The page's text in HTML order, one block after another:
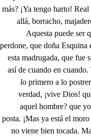
más? ¡Ya tengo harto!
allá, borracho,
Aquesta puede ser
perdone, que doña Esquina
esta madrugada, que fue
así de cuando en
lo primero a lo
verdad, ¡vive Dios!
aquel hombre? que
posta. ¡Mas ya está el
no viene bien tocada.